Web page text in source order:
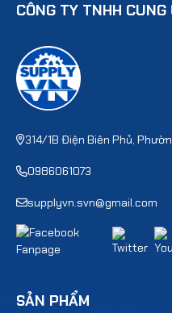
CÔNG TY TNHH
314/1B Điện Biên Phủ,
0986061073
supplyvn.svn@gmail.com
SẢN PHẨM